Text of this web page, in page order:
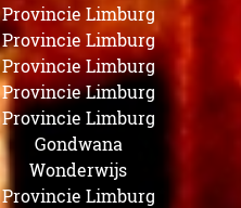
Provincie Limburg
Provincie Limburg
Provincie Limburg
Provincie Limburg
Provincie Limburg
Gondwana
Wonderwijs
Provincie Limburg